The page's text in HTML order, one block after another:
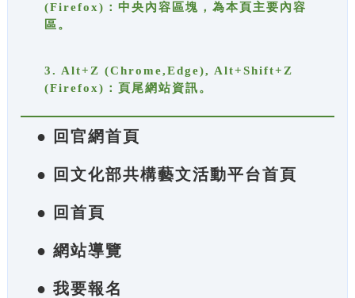
(Firefox)：中央內容區塊，為本頁主要內容
區。
3. Alt+Z (Chrome,Edge), Alt+Shift+Z
(Firefox)：頁尾網站資訊。
● 回官網首頁
● 回文化部共構藝文活動平台首頁
● 回首頁
● 網站導覽
● 我要報名